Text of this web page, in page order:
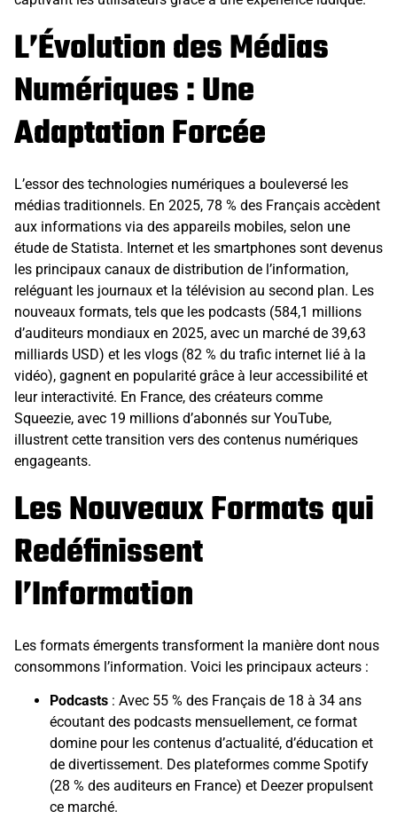
L’Évolution des Médias
Numériques : Une
Adaptation Forcée
L’essor des technologies numériques a bouleversé les
médias traditionnels. En 2025, 78 % des Français accèdent
aux informations via des appareils mobiles, selon une
étude de Statista. Internet et les smartphones sont devenus
les principaux canaux de distribution de l’information,
reléguant les journaux et la télévision au second plan. Les
nouveaux formats, tels que les podcasts (584,1 millions
d’auditeurs mondiaux en 2025, avec un marché de 39,63
milliards USD) et les vlogs (82 % du trafic internet lié à la
vidéo), gagnent en popularité grâce à leur accessibilité et
leur interactivité. En France, des créateurs comme
Squeezie, avec 19 millions d’abonnés sur YouTube,
illustrent cette transition vers des contenus numériques
engageants.
Les Nouveaux Formats qui
Redéfinissent
l’Information
Les formats émergents transforment la manière dont nous
consommons l’information. Voici les principaux acteurs :
Podcasts : Avec 55 % des Français de 18 à 34 ans
écoutant des podcasts mensuellement, ce format
domine pour les contenus d’actualité, d’éducation et
de divertissement. Des plateformes comme Spotify
(28 % des auditeurs en France) et Deezer propulsent
ce marché.